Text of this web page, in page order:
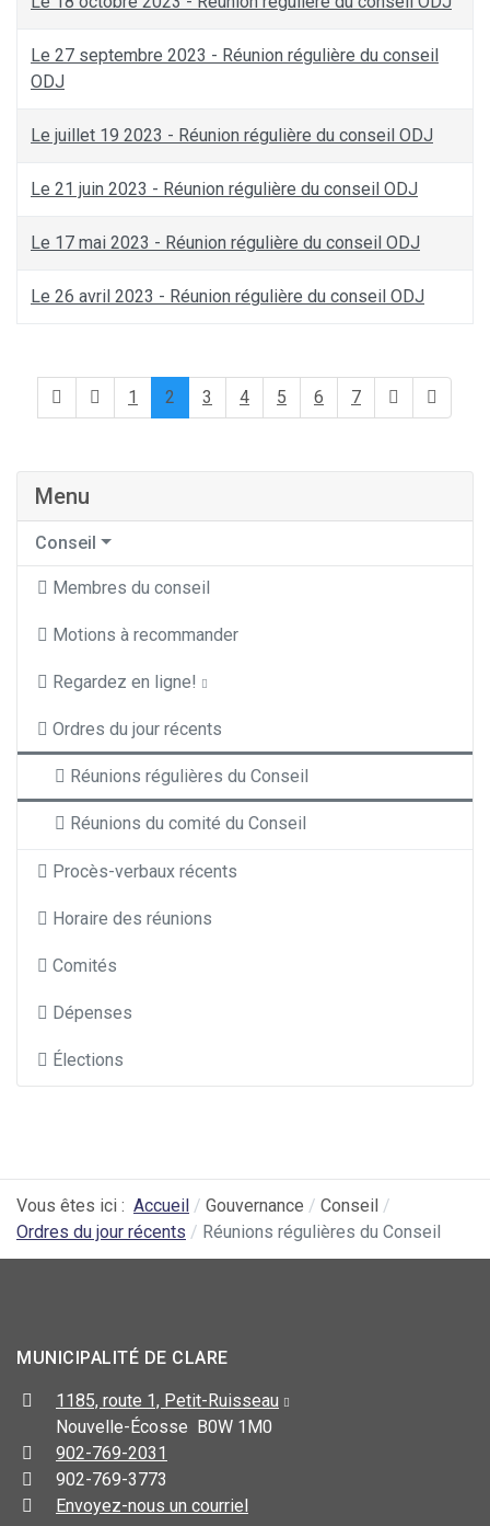
Le 27 septembre 2023 - Réunion régulière du conseil
ODJ
Le juillet 19 2023 - Réunion régulière du conseil ODJ
Le 21 juin 2023 - Réunion régulière du conseil ODJ
Le 17 mai 2023 - Réunion régulière du conseil ODJ
Le 26 avril 2023 - Réunion régulière du conseil ODJ
1 2 3 4 5 6 7
Menu
Conseil
Membres du conseil
Motions à recommander
Regardez en ligne!
Ordres du jour récents
Réunions régulières du Conseil
Réunions du comité du Conseil
Procès-verbaux récents
Horaire des réunions
Comités
Dépenses
Élections
Vous êtes ici : Accueil Gouvernance
Conseil
Ordres du jour récents
Réunions régulières du Conseil
MUNICIPALITÉ DE CLARE
1185, route 1, Petit-Ruisseau
Nouvelle-Écosse B0W 1M0
902-769-2031
902-769-3773
Envoyez-nous un courriel